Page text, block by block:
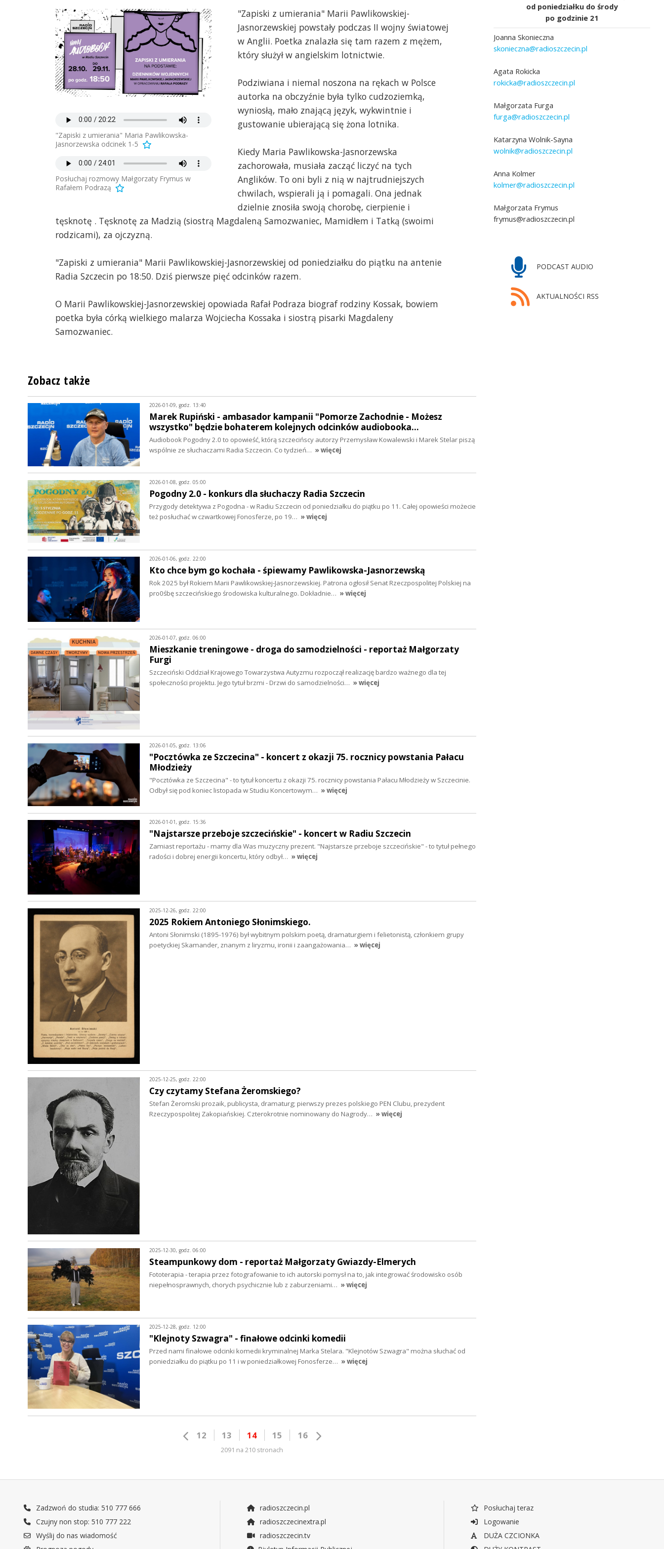
"Zapiski z umierania" Maria Pawlikowska-
Jasnorzewska odcinek 1-5
Posłuchaj rozmowy Małgorzaty Frymus w
Rafałem Podrazą
"Zapiski z umierania" Marii Pawlikowskiej-
Jasnorzewskiej powstały podczas II wojny światowej
w Anglii. Poetka znalazła się tam razem z mężem,
który służył w angielskim lotnictwie.
Podziwiana i niemal noszona na rękach w Polsce
autorka na obczyźnie była tylko cudzoziemką,
wyniosłą, mało znającą język, wykwintnie i
gustowanie ubierającą się żona lotnika.
Kiedy Maria Pawlikowska-Jasnorzewska
zachorowała, musiała zacząć liczyć na tych
Anglików. To oni byli z nią w najtrudniejszych
chwilach, wspierali ją i pomagali. Ona jednak
dzielnie znosiła swoją chorobę, cierpienie i
tęsknotę . Tęsknotę za Madzią (siostrą Magdaleną Samozwaniec, Mamidłem i Tatką (swoimi
rodzicami), za ojczyzną.
"Zapiski z umierania" Marii Pawlikowskiej-Jasnorzewskiej od poniedziałku do piątku na antenie
Radia Szczecin po 18:50. Dziś pierwsze pięć odcinków razem.
O Marii Pawlikowskiej-Jasnorzewskiej opowiada Rafał Podraza biograf rodziny Kossak, bowiem
poetka była córką wielkiego malarza Wojciecha Kossaka i siostrą pisarki Magdaleny
Samozwaniec.
od poniedziałku do środy
po godzinie 21
Joanna Skonieczna
skonieczna@radioszczecin.pl
Agata Rokicka
rokicka@radioszczecin.pl
Małgorzata Furga
furga@radioszczecin.pl
Katarzyna Wolnik-Sayna
wolnik@radioszczecin.pl
Anna Kolmer
kolmer@radioszczecin.pl
Małgorzata Frymus
frymus@radioszczecin.pl
PODCAST AUDIO
AKTUALNOŚCI RSS
Zobacz także
2026-01-09, godz. 13:40
Marek Rupiński - ambasador kampanii "Pomorze Zachodnie - Możesz
wszystko" będzie bohaterem kolejnych odcinków audiobooka…
Audiobook Pogodny 2.0 to opowieść, którą szczecińscy autorzy Przemysław Kowalewski i Marek Stelar piszą
wspólnie ze słuchaczami Radia Szczecin. Co tydzień… » więcej
2026-01-08, godz. 05:00
Pogodny 2.0 - konkurs dla słuchaczy Radia Szczecin
Przygody detektywa z Pogodna - w Radiu Szczecin od poniedziałku do piątku po 11. Całej opowieści możecie
też posłuchać w czwartkowej Fonosferze, po 19… » więcej
2026-01-06, godz. 22:00
Kto chce bym go kochała - śpiewamy Pawlikowska-Jasnorzewską
Rok 2025 był Rokiem Marii Pawlikowskiej-Jasnorzewskiej. Patrona ogłosił Senat Rzeczpospolitej Polskiej na
pro0śbę szczecińskiego środowiska kulturalnego. Dokładnie… » więcej
2026-01-07, godz. 06:00
Mieszkanie treningowe - droga do samodzielności - reportaż Małgorzaty
Furgi
Szczeciński Oddział Krajowego Towarzystwa Autyzmu rozpoczął realizację bardzo ważnego dla tej
społeczności projektu. Jego tytuł brzmi - Drzwi do samodzielności… » więcej
2026-01-05, godz. 13:06
"Pocztówka ze Szczecina" - koncert z okazji 75. rocznicy powstania Pałacu
Młodzieży
"Pocztówka ze Szczecina" - to tytuł koncertu z okazji 75. rocznicy powstania Pałacu Młodzieży w Szczecinie.
Odbył się pod koniec listopada w Studiu Koncertowym… » więcej
2026-01-01, godz. 15:36
"Najstarsze przeboje szczecińskie" - koncert w Radiu Szczecin
Zamiast reportażu - mamy dla Was muzyczny prezent. "Najstarsze przeboje szczecińskie" - to tytuł pełnego
radości i dobrej energii koncertu, który odbył… » więcej
2025-12-26, godz. 22:00
2025 Rokiem Antoniego Słonimskiego.
Antoni Słonimski (1895-1976) był wybitnym polskim poetą, dramaturgiem i felietonistą, członkiem grupy
poetyckiej Skamander, znanym z liryzmu, ironii i zaangażowania… » więcej
2025-12-25, godz. 22:00
Czy czytamy Stefana Żeromskiego?
Stefan Żeromski prozaik, publicysta, dramaturg; pierwszy prezes polskiego PEN Clubu, prezydent
Rzeczypospolitej Zakopiańskiej. Czterokrotnie nominowany do Nagrody… » więcej
2025-12-30, godz. 06:00
Steampunkowy dom - reportaż Małgorzaty Gwiazdy-Elmerych
Fototerapia - terapia przez fotografowanie to ich autorski pomysł na to, jak integrować środowisko osób
niepełnosprawnych, chorych psychicznie lub z zaburzeniami… » więcej
2025-12-28, godz. 12:00
"Klejnoty Szwagra" - finałowe odcinki komedii
Przed nami finałowe odcinki komedii kryminalnej Marka Stelara. "Klejnotów Szwagra" można słuchać od
poniedziałku do piątku po 11 i w poniedziałkowej Fonosferze… » więcej
12 13 14 15 16
2091 na 210 stronach
Zadzwoń do studia: 510 777 666
Czujny non stop: 510 777 222
Wyślij do nas wiadomość
radioszczecin.pl
radioszczecinextra.pl
radioszczecin.tv
Posłuchaj teraz
Logowanie
DUŻA CZCIONKA